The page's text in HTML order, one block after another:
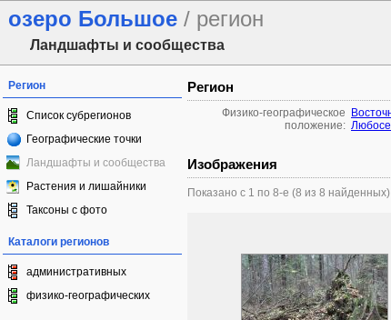
озеро Большое / регион
Ландшафты и сообщества
Регион
Список субрегионов
Географические точки
Ландшафты и сообщества
Растения и лишайники
Таксоны с фото
Каталоги регионов
административных
физико-географических
Регион
Физико-географическое
положение:
Изображения
Показано с 1 по 8-е (8 из 8 найденных)